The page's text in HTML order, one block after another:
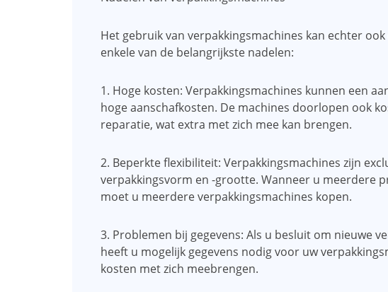
Het gebruik van verpakkingsmachines kan echter
enkele van de belangrijkste nadelen:
1. Hoge kosten: Verpakkingsmachines kunnen een
hoge aanschafkosten. De machines doorlopen ook
reparatie, wat extra met zich mee kan brengen.
2. Beperkte flexibiliteit: Verpakkingsmachines zijn
verpakkingsvorm en -grootte. Wanneer u meerdere
moet u meerdere verpakkingsmachines kopen.
3. Problemen bij gegevens: Als u besluit om nieuwe
heeft u mogelijk gegevens nodig voor uw
kosten met zich meebrengen.